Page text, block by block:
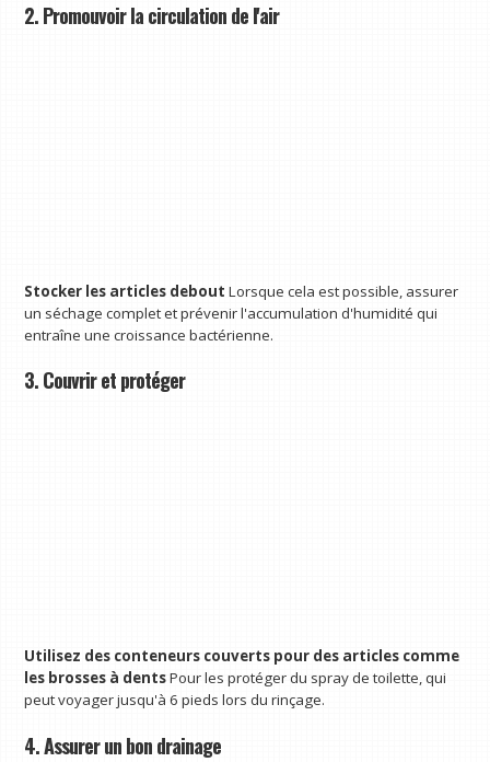
2. Promouvoir la circulation de l'air
Stocker les articles debout Lorsque cela est possible, assurer
un séchage complet et prévenir l'accumulation d'humidité qui
entraîne une croissance bactérienne.
3. Couvrir et protéger
Utilisez des conteneurs couverts pour des articles comme
les brosses à dentsPour les protéger du spray de toilette, qui
peut voyager jusqu'à 6 pieds lors du rinçage.
4. Assurer un bon drainage